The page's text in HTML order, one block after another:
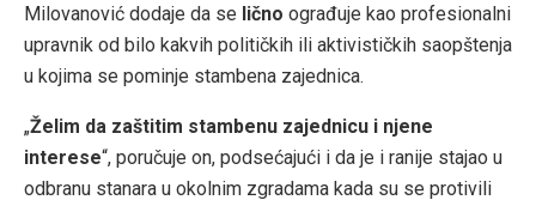
Milovanović dodaje da se lično ograđuje kao profesionalni
upravnik od bilo kakvih političkih ili aktivističkih saopštenja
u kojima se pominje stambena zajednica.
„Želim da zaštitim stambenu zajednicu i njene
interese“, poručuje on, podsećajući i da je i ranije stajao u
odbranu stanara u okolnim zgradama kada su se protivili